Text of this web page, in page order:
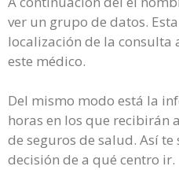
ver un grupo de datos.
localización de la consulta
este médico.
Del mismo modo está la
horas en los que recibirán
de seguros de salud. Así
decisión de a qué centro ir.